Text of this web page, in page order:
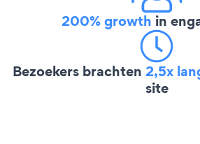
200% growth in
Bezoekers brachten 2,5x
site